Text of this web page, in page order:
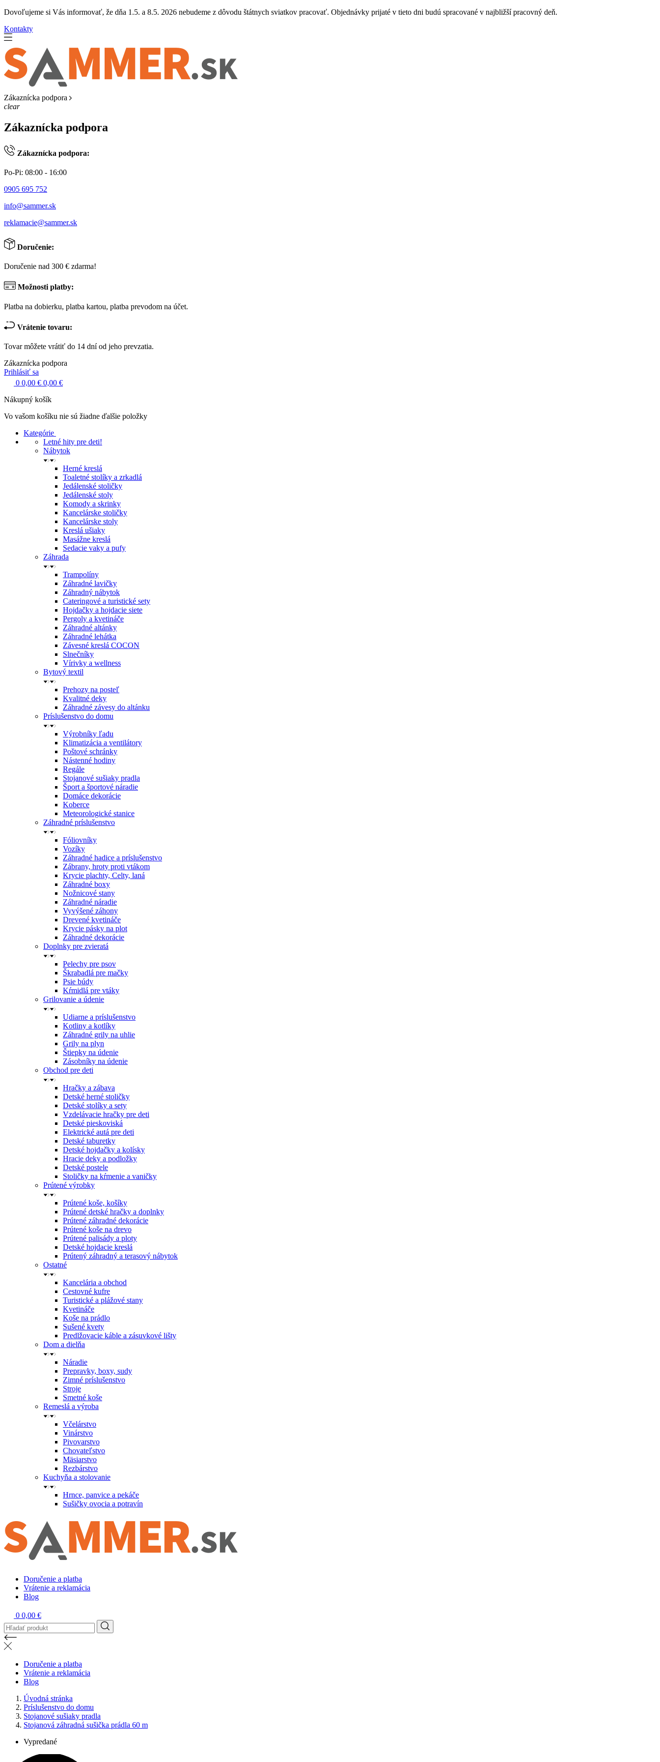
Dovoľujeme si Vás informovať, že dňa 1.5. a 8.5. 2026 nebudeme z dôvodu štátnych sviatkov pracovať. Objednávky prijaté v tieto dni budú spracované v najbližší pracovný deň.
Kontakty
Zákaznícka podpora
clear
Zákaznícka podpora
Zákaznícka podpora:
Po-Pi: 08:00 - 16:00
0905 695 752
info@sammer.sk
reklamacie@sammer.sk
Doručenie:
Doručenie nad 300 € zdarma!
Možnosti platby:
Platba na dobierku, platba kartou, platba prevodom na účet.
Vrátenie tovaru:
Tovar môžete vrátiť do 14 dní od jeho prevzatia.
Zákaznícka podpora
Prihlásiť sa
0 0,00 € 0,00 €
Nákupný košík
Vo vašom košíku nie sú žiadne ďalšie položky
Kategórie
Letné hity pre deti!
Nábytok
Herné kreslá
Toaletné stolíky a zrkadlá
Jedálenské stoličky
Jedálenské stoly
Komody a skrinky
Kancelárske stoličky
Kancelárske stoly
Kreslá ušiaky
Masážne kreslá
Sedacie vaky a pufy
Záhrada
Trampolíny
Záhradné lavičky
Záhradný nábytok
Cateringové a turistické sety
Hojdačky a hojdacie siete
Pergoly a kvetináče
Záhradné altánky
Záhradné lehátka
Závesné kreslá COCON
Slnečníky
Vírivky a wellness
Bytový textil
Prehozy na posteľ
Kvalitné deky
Záhradné závesy do altánku
Príslušenstvo do domu
Výrobníky ľadu
Klimatizácia a ventilátory
Poštové schránky
Nástenné hodiny
Regále
Stojanové sušiaky pradla
Šport a športové náradie
Domáce dekorácie
Koberce
Meteorologické stanice
Záhradné príslušenstvo
Fóliovníky
Vozíky
Záhradné hadice a príslušenstvo
Zábrany, hroty proti vtákom
Krycie plachty, Celty, laná
Záhradné boxy
Nožnicové stany
Záhradné náradie
Vyvýšené záhony
Drevené kvetináče
Krycie pásky na plot
Záhradné dekorácie
Doplnky pre zvieratá
Pelechy pre psov
Škrabadlá pre mačky
Psie búdy
Kŕmidlá pre vtáky
Grilovanie a údenie
Udiarne a príslušenstvo
Kotliny a kotlíky
Záhradné grily na uhlie
Grily na plyn
Štiepky na údenie
Zásobníky na údenie
Obchod pre deti
Hračky a zábava
Detské herné stoličky
Detské stolíky a sety
Vzdelávacie hračky pre deti
Detské pieskoviská
Elektrické autá pre deti
Detské taburetky
Detské hojdačky a kolísky
Hracie deky a podložky
Detské postele
Stoličky na kŕmenie a vaničky
Prútené výrobky
Prútené koše, košíky
Prútené detské hračky a doplnky
Prútené záhradné dekorácie
Prútené koše na drevo
Prútené palisády a ploty
Detské hojdacie kreslá
Prútený záhradný a terasový nábytok
Ostatné
Kancelária a obchod
Cestovné kufre
Turistické a plážové stany
Kvetináče
Koše na prádlo
Sušené kvety
Predlžovacie káble a zásuvkové lišty
Dom a dielňa
Náradie
Prepravky, boxy, sudy
Zimné príslušenstvo
Stroje
Smetné koše
Remeslá a výroba
Včelárstvo
Vinárstvo
Pivovarstvo
Chovateľstvo
Mäsiarstvo
Rezbárstvo
Kuchyňa a stolovanie
Hrnce, panvice a pekáče
Sušičky ovocia a potravín
Doručenie a platba
Vrátenie a reklamácia
Blog
0 0,00 €
Doručenie a platba
Vrátenie a reklamácia
Blog
Úvodná stránka
Príslušenstvo do domu
Stojanové sušiaky pradla
Stojanová záhradná sušička prádla 60 m
Vypredané